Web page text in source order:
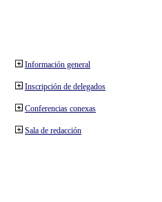
Información general
Inscripción de delegados
Conferencias conexas
Sala de redacción